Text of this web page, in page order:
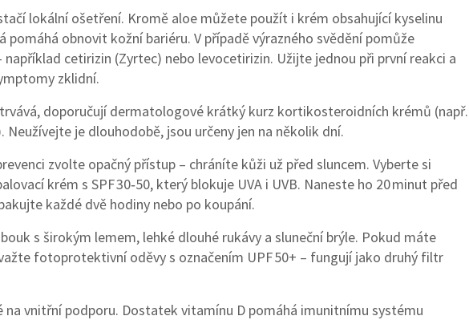
lokální ošetření. Kromě aloe můžete použít i krém obsahující kyselinu
pomáhá obnovit kožní bariéru. V případě výrazného svědění pomůže
cetirizin (Zyrtec) nebo levocetirizin. Užijte jednou při první reakci a
zklidní.
doporučují dermatologové krátký kurz kortikosteroidních krémů (např.
Neužívejte je dlouhodobě, jsou určeny jen na několik dní.
zvolte opačný přístup – chráníte kůži už před sluncem. Vyberte si
krém s SPF 30‑50, který blokuje UVA i UVB. Naneste ho 20 minut před
každé dvě hodiny nebo po koupání.
s širokým lemem, lehké dlouhé rukávy a sluneční brýle. Pokud máte
fotoprotektivní oděvy s označením UPF 50+ – fungují jako druhý filtr
na vnitřní podporu. Dostatek vitamínu D pomáhá imunitnímu systému